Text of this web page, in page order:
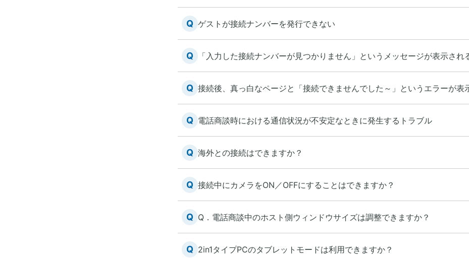
Q ゲストが接続ナンバーを発行できない
Q 「入力した接続ナンバーが見つかりません」というメッセージが表示され
Q 接続後、真っ白なページと「接続できませんでした～」というエラーが表
Q 電話商談時における通信状況が不安定なときに発生するトラブル
Q 海外との接続はできますか？
Q 接続中にカメラをON／OFFにすることはできますか？
Q Q．電話商談中のホスト側ウィンドウサイズは調整できますか？
Q 2in1タイプPCのタブレットモードは利用できますか？